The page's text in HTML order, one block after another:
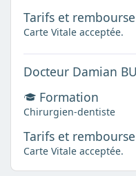
Tarifs et
Carte Vitale acceptée.
Docteur Damian
Formation
Chirurgien-dentiste
Tarifs et
Carte Vitale acceptée.